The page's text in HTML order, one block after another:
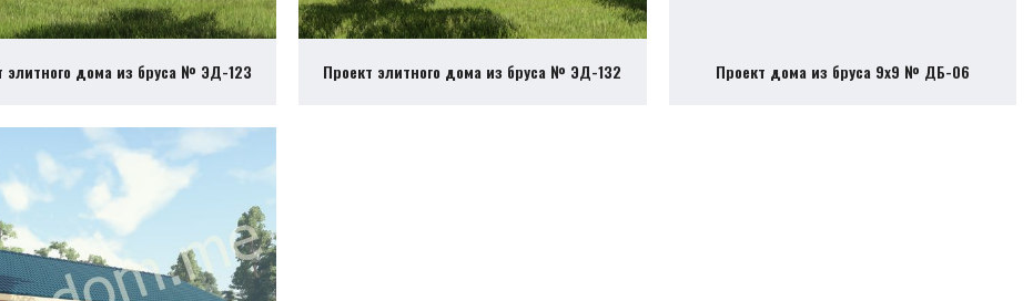
элитного дома из бруса № ЭД-123 Проект элитного дома из бруса № ЭД-132 Проект дома из бруса 9х9 № ДБ-06